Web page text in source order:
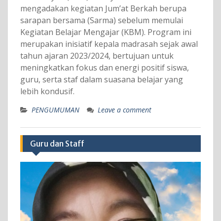
mengadakan kegiatan Jum’at Berkah berupa
sarapan bersama (Sarma) sebelum memulai
Kegiatan Belajar Mengajar (KBM). Program ini
merupakan inisiatif kepala madrasah sejak awal
tahun ajaran 2023/2024, bertujuan untuk
meningkatkan fokus dan energi positif siswa,
guru, serta staf dalam suasana belajar yang
lebih kondusif.
PENGUMUMAN Leave a comment
Guru dan Staff